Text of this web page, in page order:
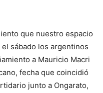
que nuestro espacio
sábado los argentinos
a Mauricio Macri
fecha que coincidió
junto a Ongarato,